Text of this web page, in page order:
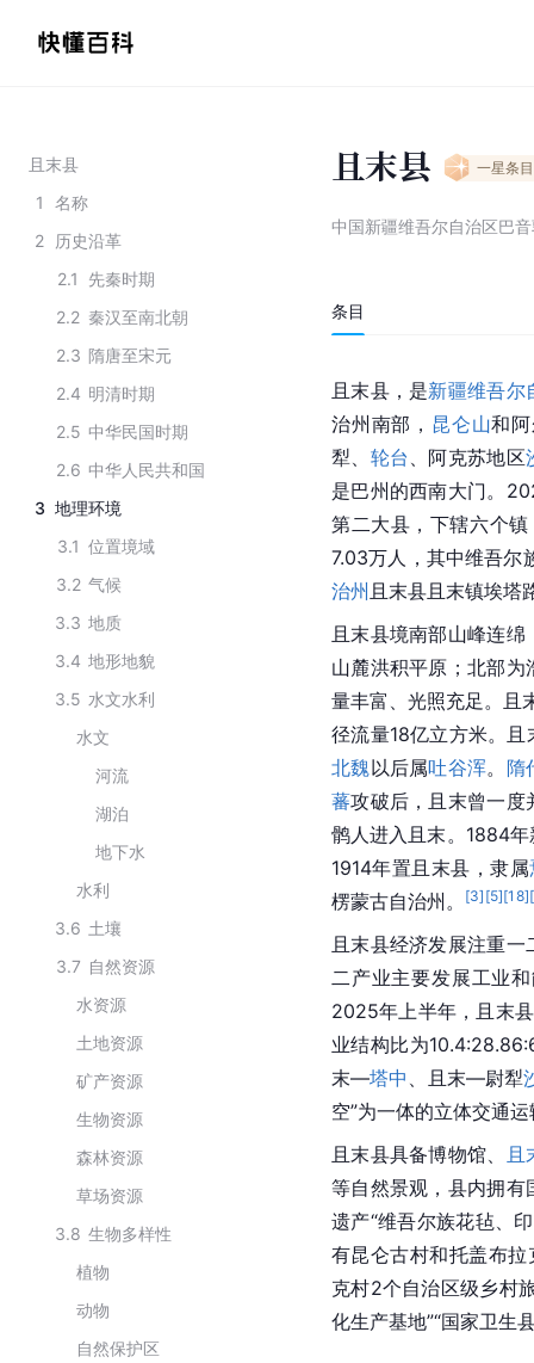
且末县
1
名称
2
历史沿革
2.1
先秦时期
2.2 秦汉至南北朝
2.3 隋唐至宋元
2.4 明清时期
2.5 中华民国时期
2.6 中华人民共和国
3 地理环境
3.1 位置境域
3.2 气候
3.3 地质
3.4 地形地貌
3.5 水文水利
水文
河流
湖泊
地下水
水利
3.6 土壤
3.7 自然资源
水资源
土地资源
矿产资源
生物资源
森林资源
草场资源
3.8 生物多样性
植物
动物
自然保护区
且末县 一星条目
中国新疆维吾尔自治区巴
条目
且末县，是新疆维吾尔
治州南部， 昆仑山和
犁、 轮台 、阿克苏地区
是巴州的西南大门。
第二大县，下辖六个
7.03万人，其中维吾尔
治州 且末县且末镇埃塔
且末县境南部山峰连绵
山麓洪积平原；北部
量丰富、光照充足。且
径流量18亿立方米。
北魏以后属吐谷浑。 隋
蕃攻破后，且末曾一度
鹘人进入且末。1884
1914年置且末县，隶属
楞蒙古自治州。
[3] [5][18][
且末县经济发展注重
二产业主要发展工业
2025年上半年，且末
业结构比为
末—塔中 、且末—尉犁
空”为一体的立体交通
且末县具备博物馆、
且
等自然景观，县内拥有
遗产“维吾尔族花毡、
有昆仑古村和托盖布
克村2个自治区级乡村
化生产基地”“国家卫生